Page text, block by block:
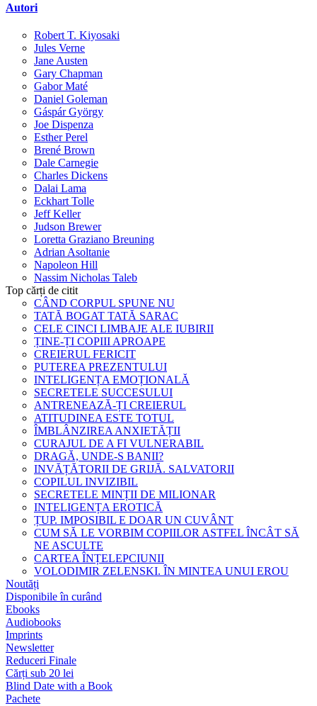
Autori
Robert T. Kiyosaki
Jules Verne
Jane Austen
Gary Chapman
Gabor Maté
Daniel Goleman
Gáspár György
Joe Dispenza
Esther Perel
Brené Brown
Dale Carnegie
Charles Dickens
Dalai Lama
Eckhart Tolle
Jeff Keller
Judson Brewer
Loretta Graziano Breuning
Adrian Asoltanie
Napoleon Hill
Nassim Nicholas Taleb
Top cărți de citit
CÂND CORPUL SPUNE NU
TATĂ BOGAT TATĂ SARAC
CELE CINCI LIMBAJE ALE IUBIRII
ȚINE-ȚI COPIII APROAPE
CREIERUL FERICIT
PUTEREA PREZENTULUI
INTELIGENȚA EMOȚIONALĂ
SECRETELE SUCCESULUI
ANTRENEAZĂ-ȚI CREIERUL
ATITUDINEA ESTE TOTUL
ÎMBLÂNZIREA ANXIETĂȚII
CURAJUL DE A FI VULNERABIL
DRAGĂ, UNDE-S BANII?
INVĂȚĂTORII DE GRIJĂ. SALVATORII
COPILUL INVIZIBIL
SECRETELE MINȚII DE MILIONAR
INTELIGENȚA EROTICĂ
ȚUP. IMPOSIBIL E DOAR UN CUVÂNT
CUM SĂ LE VORBIM COPIILOR ASTFEL ÎNCÂT SĂ
NE ASCULTE
CARTEA ÎNȚELEPCIUNII
VOLODIMIR ZELENSKI. ÎN MINTEA UNUI EROU
Noutăți
Disponibile în curând
Ebooks
Audiobooks
Imprints
Newsletter
Reduceri Finale
Cărți sub 20 lei
Blind Date with a Book
Pachete